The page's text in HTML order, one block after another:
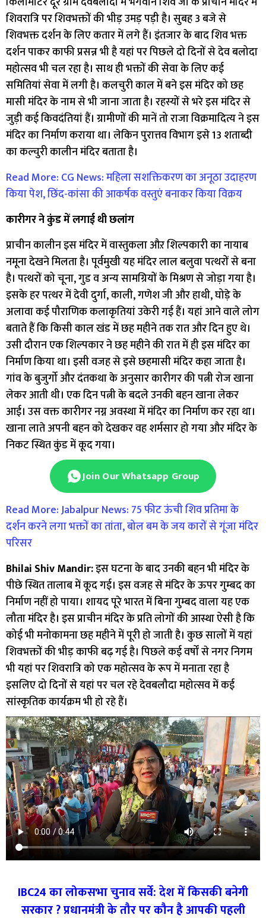
शिवरात्रि पर शिवभक्तों की भीड़ उमड़ पड़ी है। सुबह 3 बजे से
शिवभक्त दर्शन के लिए कतार में लगे हैं। इंतजार के बाद शिव भक्त
दर्शन पाकर काफी प्रसन्न भी है यहां पर पिछले दो दिनों से देव बलोदा
महोत्सव भी चल रहा है। साथ ही भक्तों की सेवा के लिए कई
समितियां सेवा में लगी है। कलचुरी काल में बने इस मंदिर को छह
मासी मंदिर के नाम से भी जाना जाता है। रहस्यों से भरे इस मंदिर से
जुड़ी कई किवदंतियां हैं। ग्रामीणों की मानें तो राजा विक्रमादित्य ने इस
मंदिर का निर्माण कराया था। लेकिन पुरात्तव विभाग इसे 13 शताब्दी
का कल्चुरी कालीन मंदिर बताता है।
Read More: CG News: महिला सशक्तिकरण का अनूठा उदाहरण
किया पेश, छिंद-कांसा की आकर्षक वस्तुएं बनाकर किया विक्रय
कारीगर ने कुंड में लगाई थी छलांग
प्राचीन कालीन इस मंदिर में वास्तुकला औऱ शिल्पकारी का नायाब
नमूना देखने मिलता है। पूर्वमुखी यह मंदिर लाल बलुवा पत्थरों से बना
है। पत्थरों को चूना, गुड व अन्य सामग्रियों के मिश्रण से जोड़ा गया है।
इसके हर पत्थर में देवी दुर्गा, काली, गणेश जी और हाथी, घोड़े के
अलावा कई पौराणिक कलाकृतियां उकेरी गई हैं। यहां आने वाले लोग
बताते हैं कि किसी काल खंड में छह महीने तक रात और दिन हुए थे।
उसी दौरान एक शिल्पकार ने छह महीने की रात में ही इस मंदिर का
निर्माण किया था। इसी वजह से इसे छहमासी मंदिर कहा जाता है।
गांव के बुजुर्गो और दंतकथा के अनुसार कारीगर की पत्नी रोज खाना
लेकर आती थी। एक दिन पत्नी के बदले उनकी बहन खाना लेकर
आई। उस वक्त कारीगर नग्न अवस्था में मंदिर का निर्माण कर रहा था।
खाना लाते अपनी बहन को देखकर वह शर्मसार हो गया और मंदिर के
निकट स्थित कुंड में कूद गया।
Join Our Whatsapp Group
Read More: Jabalpur News: 75 फीट ऊंची शिव प्रतिमा के
दर्शन करने लगा भक्तों का तांता, बोल बम के जय कारों से गूंजा मंदिर
परिसर
Bhilai Shiv Mandir:इस घटना के बाद उनकी बहन भी मंदिर के
पीछे स्थित तालाब में कूद गई। इस वजह से मंदिर के ऊपर गुम्बद का
निर्माण नहीं हो पाया। शायद पूरे भारत में बिना गुम्बद वाला यह एक
लौता मंदिर है। इस प्राचीन मंदिर के प्रति लोगों की आस्था ऐसी है कि
कोई भी मनोकामना छह महीने में पूरी हो जाती है। कुछ सालों में यहां
शिवभक्तों की भीड़ काफी बढ़ गई है। पिछले कई वर्षों से नगर निगम
भी यहां पर शिवरात्रि को एक महोत्सव के रूप में मनाता रहा है
इसलिए दो दिनों से यहां पर चल रहे देवबलौदा महोत्सव में कई
सांस्कृतिक कार्यक्रम भी हो रहे हैं।
IBC24 का लोकसभा चुनाव सर्वे: देश में किसकी बनेगी
सरकार ? प्रधानमंत्री के तौर पर कौन है आपकी पहली